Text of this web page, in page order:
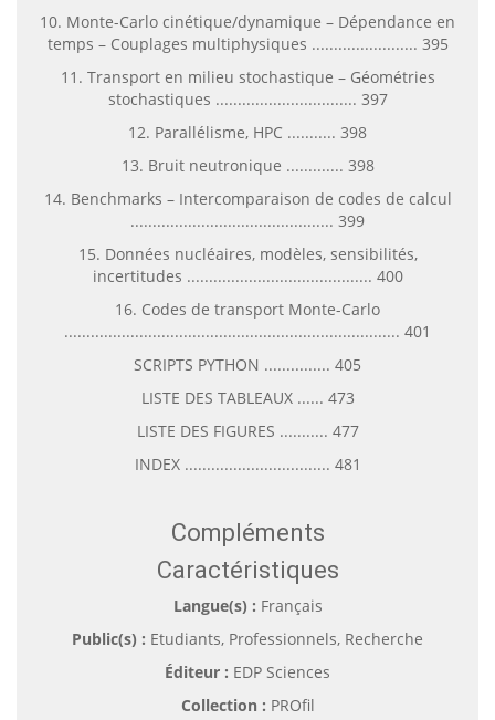
10. Monte-Carlo cinétique/dynamique – Dépendance en
temps – Couplages multiphysiques ........................ 395
11. Transport en milieu stochastique – Géométries
stochastiques ................................ 397
12. Parallélisme, HPC ........... 398
13. Bruit neutronique ............. 398
14. Benchmarks – Intercomparaison de codes de calcul
.............................................. 399
15. Données nucléaires, modèles, sensibilités,
incertitudes .......................................... 400
16. Codes de transport Monte-Carlo
............................................................................ 401
SCRIPTS PYTHON ............... 405
LISTE DES TABLEAUX ...... 473
LISTE DES FIGURES ........... 477
INDEX ................................. 481
Compléments
Caractéristiques
Langue(s) : Français
Public(s) : Etudiants, Professionnels, Recherche
Éditeur : EDP Sciences
Collection : PROfil